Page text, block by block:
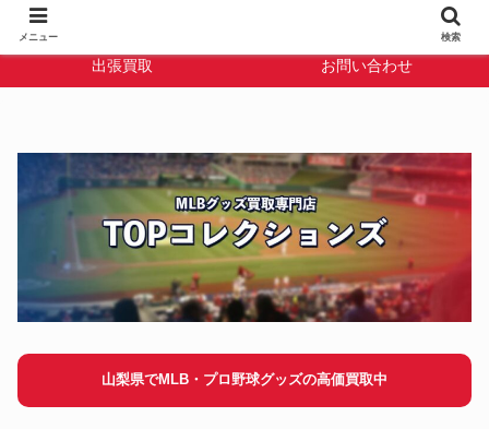
出張買取 お問い合わせ
山梨県でMLB・プロ野球グッズの高価買取中
メニュー 検索